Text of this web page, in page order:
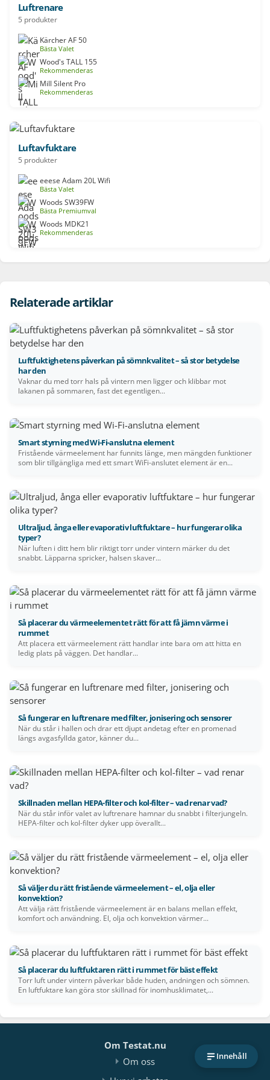
Innehåll
Luftrenare
5 produkter
Kärcher AF 50
Bästa Valet
Wood's TALL 155
Rekommenderas
Mill Silent Pro
Rekommenderas
Luftavfuktare
5 produkter
eeese Adam 20L Wifi
Bästa Valet
Woods SW39FW
Bästa Premiumval
Woods MDK21
Rekommenderas
Relaterade artiklar
Luftfuktighetens påverkan på sömnkvalitet – så stor betydelse
har den
Vaknar du med torr hals på vintern men ligger och klibbar mot
lakanen på sommaren, fast det egentligen...
Smart styrning med Wi-Fi-anslutna element
Fristående värmeelement har funnits länge, men mängden funktioner
som blir tillgängliga med ett smart WiFi-anslutet element är en...
Ultraljud, ånga eller evaporativ luftfuktare – hur fungerar olika
typer?
När luften i ditt hem blir riktigt torr under vintern märker du det
snabbt. Läpparna spricker, halsen skaver...
Så placerar du värmeelementet rätt för att få jämn värme i
rummet
Att placera ett värmeelement rätt handlar inte bara om att hitta en
ledig plats på väggen. Det handlar...
Så fungerar en luftrenare med filter, jonisering och sensorer
När du står i hallen och drar ett djupt andetag efter en promenad
längs avgasfyllda gator, känner du...
Skillnaden mellan HEPA-filter och kol-filter – vad renar vad?
När du står inför valet av luftrenare hamnar du snabbt i filterjungeln.
HEPA-filter och kol-filter dyker upp överallt...
Så väljer du rätt fristående värmeelement – el, olja eller
konvektion?
Att välja rätt fristående värmeelement är en balans mellan effekt,
komfort och användning. El, olja och konvektion värmer...
Så placerar du luftfuktaren rätt i rummet för bäst effekt
Torr luft under vintern påverkar både huden, andningen och sömnen.
En luftfuktare kan göra stor skillnad för inomhusklimatet,...
Om Testat.nu
Om oss